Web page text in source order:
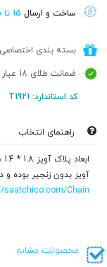
ساخت و ارسال 15 تا 20 روز کاری
بسته بندی
ضمانت طلای 18 عیار و فاکتور رسمی
کد استاندارد: T1921
راهنمای انتخاب
ابعاد پلاک آویز 1.8 * 1.4 سانت می باشد.
آویز بدون زنجیر بوده
saatchico.com/Chain
محصولات مشابه